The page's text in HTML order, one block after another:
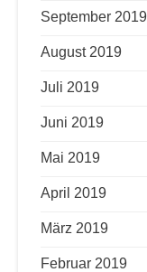
September 2019
August 2019
Juli 2019
Juni 2019
Mai 2019
April 2019
März 2019
Februar 2019